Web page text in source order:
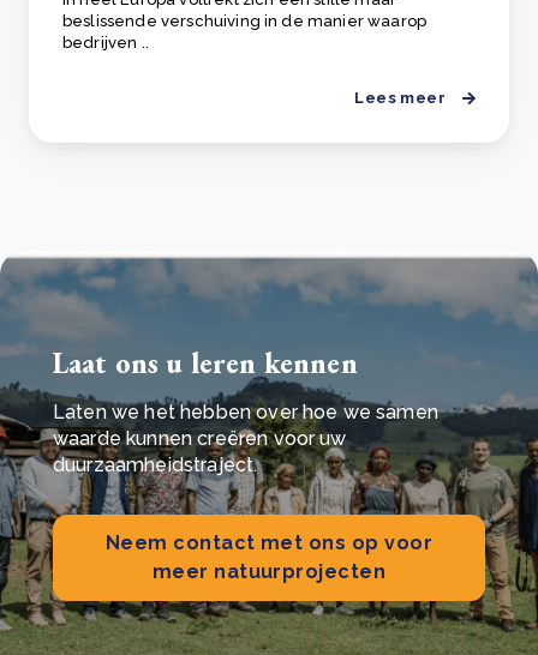
beslissende verschuiving in de manier waarop
bedrijven ..
Lees meer
Laat ons u leren kennen
Laten we het hebben over hoe we samen
waarde kunnen creëren voor uw
duurzaamheidstraject.
Neem contact met ons op voor
meer natuurprojecten